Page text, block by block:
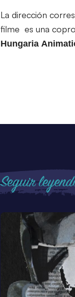
La dirección
filme es una
Hungaria
Seguir